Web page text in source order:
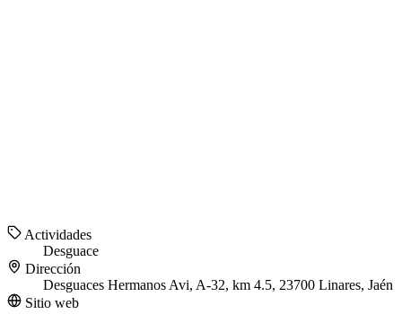
Actividades
Desguace
Dirección
Desguaces Hermanos Avi, A-32, km 4.5, 23700 Linares, Jaén
Sitio web